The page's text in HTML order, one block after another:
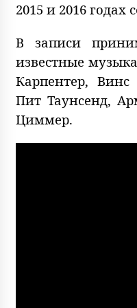
2015 и 2016 годах
В записи
известные
Карпентер,
Пит Таунсенд,
Циммер.